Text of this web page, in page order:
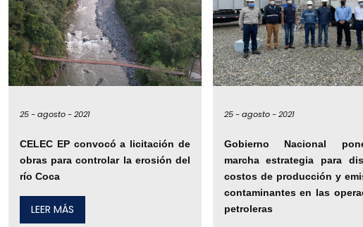
25 - agosto - 2021
CELEC EP convocó a licitación de
obras para controlar la erosión del
río Coca
LEER MÁS
25 - agosto - 2021
Gobierno Nacional
marcha estrategia para
costos de producción y
contaminantes en las
petroleras